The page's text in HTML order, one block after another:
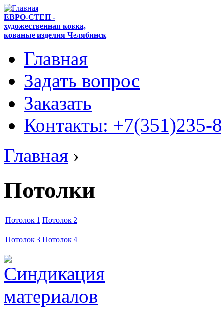
ЕВРО-СТЕП -
художественная ковка,
кованые изделия Челябинск
Главная
Задать вопрос
Заказать
Контакты: +7(351)235-
Главная ›
Потолки
Потолок 1 Потолок 2
Потолок 3 Потолок 4